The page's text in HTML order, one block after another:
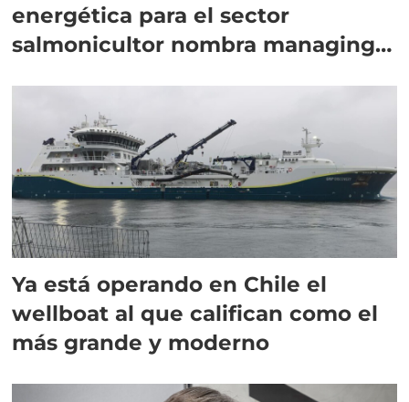
energética para el sector
salmonicultor nombra managing
Ya está operando en Chile el
wellboat al que califican como el
más grande y moderno